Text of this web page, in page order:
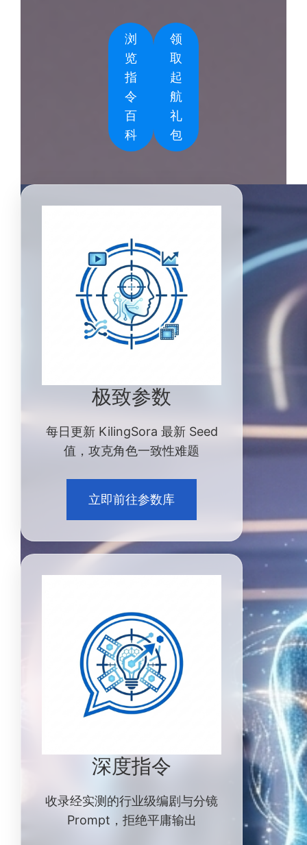
浏
览
指
令
百
科
领
取
起
航
礼
包
极致参数
每日更新 KilingSora 最新 Seed
值，攻克角色一致性难题
立即前往参数库
深度指令
收录经实测的行业级编剧与分镜
Prompt，拒绝平庸输出